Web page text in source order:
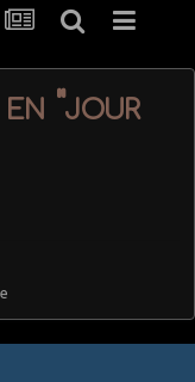
"jour